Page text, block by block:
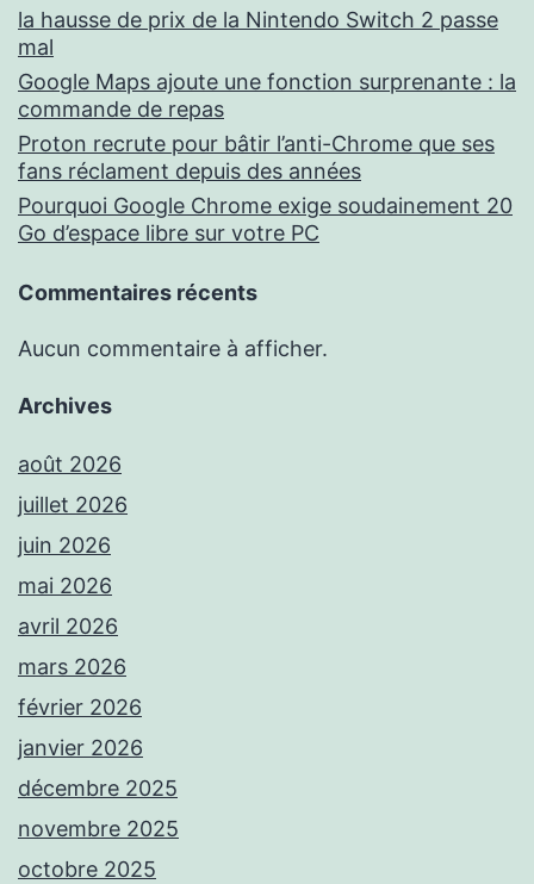
la hausse de prix de la Nintendo Switch 2 passe
mal
Google Maps ajoute une fonction surprenante : la
commande de repas
Proton recrute pour bâtir l’anti-Chrome que ses
fans réclament depuis des années
Pourquoi Google Chrome exige soudainement 20
Go d’espace libre sur votre PC
Commentaires récents
Aucun commentaire à afficher.
Archives
août 2026
juillet 2026
juin 2026
mai 2026
avril 2026
mars 2026
février 2026
janvier 2026
décembre 2025
novembre 2025
octobre 2025